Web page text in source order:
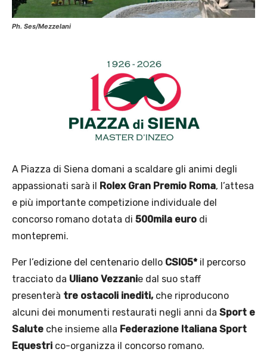
Ph. Ses/Mezzelani
A Piazza di Siena domani a scaldare gli animi degli
appassionati sarà il Rolex Gran Premio Roma, l’attesa
e più importante competizione individuale del
concorso romano dotata di 500mila euro di
montepremi.
Per l’edizione del centenario dello CSIO5* il percorso
tracciato da Uliano Vezzanie dal suo staff
presenterà tre ostacoli inediti, che riproducono
alcuni dei monumenti restaurati negli anni da Sport e
Salute che insieme alla Federazione Italiana Sport
Equestri co-organizza il concorso romano.